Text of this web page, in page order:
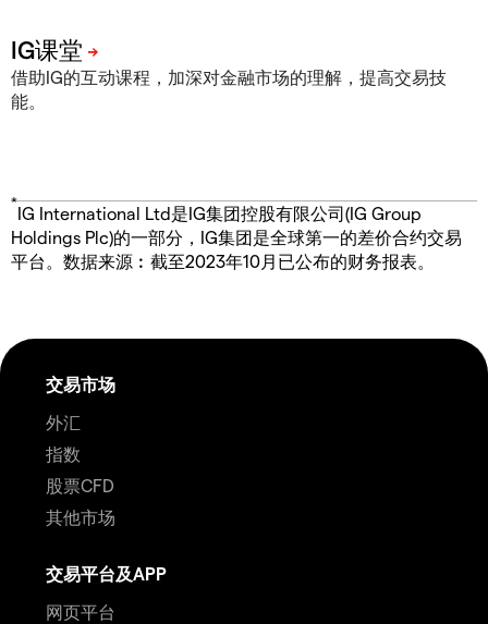
借助IG的互动课程，加深对金融市场的理解，提高交易技
能。
*
IG International Ltd是IG集团控股有限公司(IG Group
Holdings Plc)的一部分，IG集团是全球第一的差价合约交易
平台。数据来源︰截至2023年10月已公布的财务报表。
交易市场
外汇
指数
股票CFD
其他市场
交易平台及APP
网页平台